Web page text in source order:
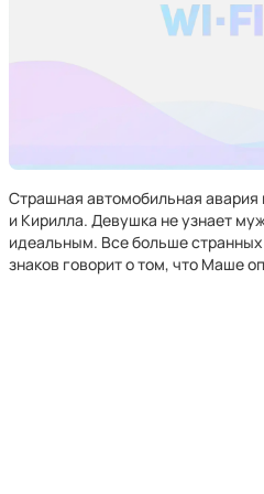
Страшная автомобильная
и Кирилла. Девушка не узнает
идеальным. Все больше
знаков говорит о том, что Маше